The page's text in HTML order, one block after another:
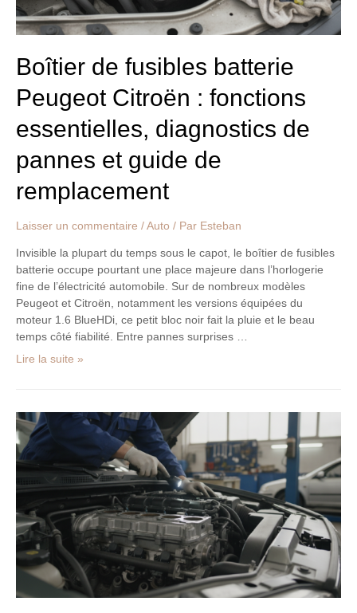
Boîtier de fusibles batterie
Peugeot Citroën : fonctions
essentielles, diagnostics de
pannes et guide de
remplacement
Laisser un commentaire / Auto / Par Esteban
Invisible la plupart du temps sous le capot, le boîtier de fusibles
batterie occupe pourtant une place majeure dans l’horlogerie
fine de l’électricité automobile. Sur de nombreux modèles
Peugeot et Citroën, notamment les versions équipées du
moteur 1.6 BlueHDi, ce petit bloc noir fait la pluie et le beau
temps côté fiabilité. Entre pannes surprises …
diagnostics
de
et
guide
de
remplacement
Lire la suite »
Moteur
d’occasion
ou
reconditionné
:
indispensables
à
contrôler
avant
l’achat